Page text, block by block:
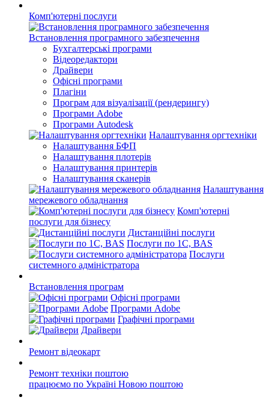
Комп'ютерні послуги
Встановлення програмного забезпечення
Бухгалтерські програми
Відеоредактори
Драйвери
Офісні програми
Плагіни
Програм для візуалізації (рендерингу)
Програми Adobe
Програми Autodesk
Налаштування оргтехніки
Налаштування БФП
Налаштування плотерів
Налаштування принтерів
Налаштування сканерів
Налаштування
мережевого обладнання
Комп'ютерні
послуги для бізнесу
Дистанційні послуги
Послуги по 1С, BAS
Послуги
системного адміністратора
Встановлення програм
Офісні програми
Програми Adobe
Графічні програми
Драйвери
Ремонт відеокарт
Ремонт техніки поштою
працюємо по Україні Новою поштою